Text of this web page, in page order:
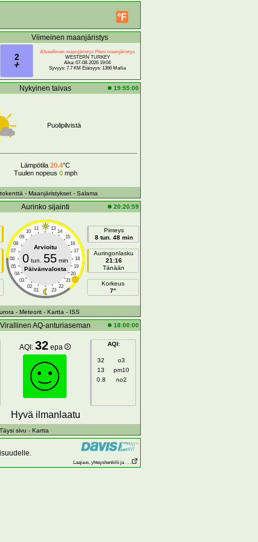
°F
Viimeinen maanjäristys
2
Alueellinen maanjäristys Pieni maanjäristys
WESTERN TURKEY
Aika: 07-08-2026 19:04
Syvyys: 7.7 KM Etäisyys: 1366 Mailia
Nykyinen taivas 19:55:00
Puolipilvistä
Lämpötila 20.4°C
Tuulen nopeus 0mph
- Maanjäristykset - Salama
Aurinko sijainti 20:20:59
11 13
10
14
09
15
08
16
07
17
06
18
05
19
04
20
03
21
02
22
01 23
Arvioitu
0 tun. 55 min
Päivänvalosta
Pimeys
8 tun. 48 min
Auringonlasku
21:16
Tänään
Korkeus
7°
- Meteorit - Kartta - ISS
Virallinen AQ-anturiaseman 18:00:00
AQI: 32 epa AQI:
32
o3
13
pm10
0.8
no2
Hyvä ilmanlaatu
sivu - Kartta
Laajuus, yhteyshenkilö ja . . .